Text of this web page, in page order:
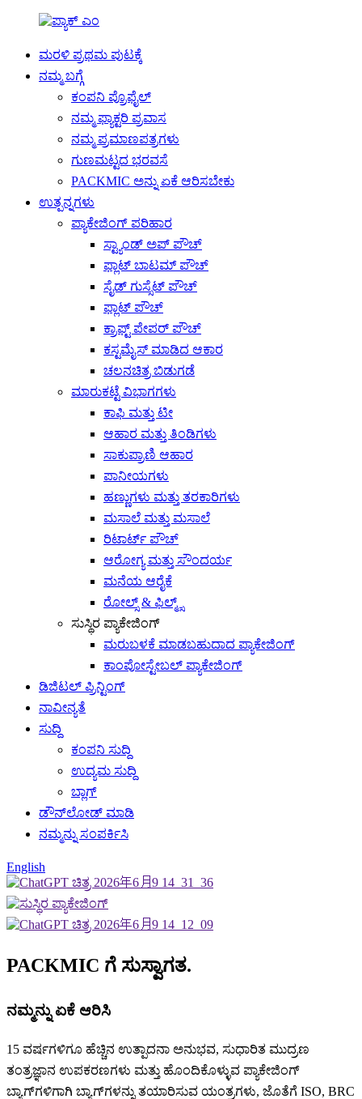
ಮರಳಿ ಪ್ರಥಮ ಪುಟಕ್ಕೆ
ನಮ್ಮ ಬಗ್ಗೆ
ಕಂಪನಿ ಪ್ರೊಫೈಲ್
ನಮ್ಮ ಫ್ಯಾಕ್ಟರಿ ಪ್ರವಾಸ
ನಮ್ಮ ಪ್ರಮಾಣಪತ್ರಗಳು
ಗುಣಮಟ್ಟದ ಭರವಸೆ
PACKMIC ಅನ್ನು ಏಕೆ ಆರಿಸಬೇಕು
ಉತ್ಪನ್ನಗಳು
ಪ್ಯಾಕೇಜಿಂಗ್ ಪರಿಹಾರ
ಸ್ಟ್ಯಾಂಡ್ ಅಪ್ ಪೌಚ್
ಫ್ಲಾಟ್ ಬಾಟಮ್ ಪೌಚ್
ಸೈಡ್ ಗುಸ್ಸೆಟ್ ಪೌಚ್
ಫ್ಲಾಟ್ ಪೌಚ್
ಕ್ರಾಫ್ಟ್ ಪೇಪರ್ ಪೌಚ್
ಕಸ್ಟಮೈಸ್ ಮಾಡಿದ ಆಕಾರ
ಚಲನಚಿತ್ರ ಬಿಡುಗಡೆ
ಮಾರುಕಟ್ಟೆ ವಿಭಾಗಗಳು
ಕಾಫಿ ಮತ್ತು ಟೀ
ಆಹಾರ ಮತ್ತು ತಿಂಡಿಗಳು
ಸಾಕುಪ್ರಾಣಿ ಆಹಾರ
ಪಾನೀಯಗಳು
ಹಣ್ಣುಗಳು ಮತ್ತು ತರಕಾರಿಗಳು
ಮಸಾಲೆ ಮತ್ತು ಮಸಾಲೆ
ರಿಟಾರ್ಟ್ ಪೌಚ್
ಆರೋಗ್ಯ ಮತ್ತು ಸೌಂದರ್ಯ
ಮನೆಯ ಆರೈಕೆ
ರೋಲ್ಸ್ & ಫಿಲ್ಮ್ಸ್
ಸುಸ್ಥಿರ ಪ್ಯಾಕೇಜಿಂಗ್
ಮರುಬಳಕೆ ಮಾಡಬಹುದಾದ ಪ್ಯಾಕೇಜಿಂಗ್
ಕಾಂಪೋಸ್ಟೇಬಲ್ ಪ್ಯಾಕೇಜಿಂಗ್
ಡಿಜಿಟಲ್ ಪ್ರಿನ್ಟಿಂಗ್
ನಾವೀನ್ಯತೆ
ಸುದ್ದಿ
ಕಂಪನಿ ಸುದ್ದಿ
ಉದ್ಯಮ ಸುದ್ದಿ
ಬ್ಲಾಗ್
ಡೌನ್‌ಲೋಡ್ ಮಾಡಿ
ನಮ್ಮನ್ನು ಸಂಪರ್ಕಿಸಿ
English
PACKMIC ಗೆ ಸುಸ್ವಾಗತ.
ನಮ್ಮನ್ನು ಏಕೆ ಆರಿಸಿ
15 ವರ್ಷಗಳಿಗೂ ಹೆಚ್ಚಿನ ಉತ್ಪಾದನಾ ಅನುಭವ, ಸುಧಾರಿತ ಮುದ್ರಣ
ತಂತ್ರಜ್ಞಾನ ಉಪಕರಣಗಳು ಮತ್ತು ಹೊಂದಿಕೊಳ್ಳುವ ಪ್ಯಾಕೇಜಿಂಗ್
ಬ್ಯಾಗ್‌ಗಳಿಗಾಗಿ ಬ್ಯಾಗ್‌ಗಳನ್ನು ತಯಾರಿಸುವ ಯಂತ್ರಗಳು, ಜೊತೆಗೆ ISO, BRC